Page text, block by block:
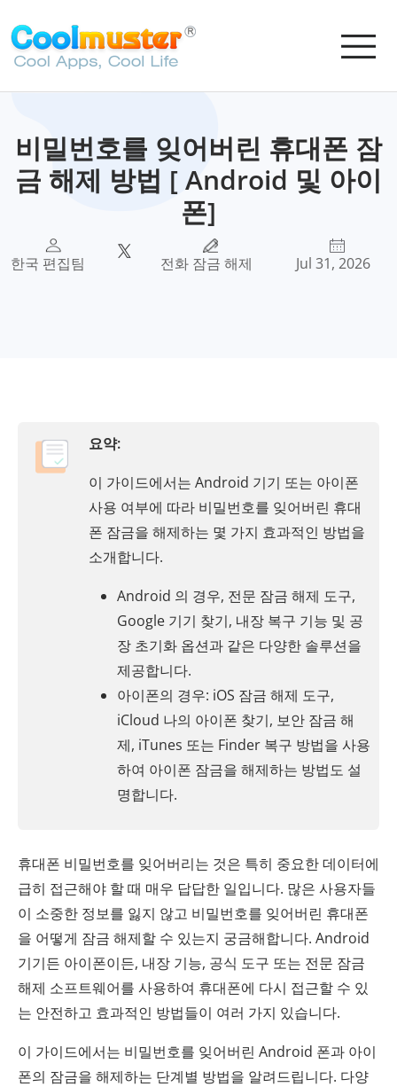
비밀번호를 잊어버린 휴대폰 잠
금 해제 방법 [ Android 및 아이
폰]
한국 편집팀 전화 잠금 해제 Jul 31, 2026
요약:
이 가이드에서는 Android 기기 또는 아이폰
사용 여부에 따라 비밀번호를 잊어버린 휴대
폰 잠금을 해제하는 몇 가지 효과적인 방법을
소개합니다.
Android 의 경우, 전문 잠금 해제 도구,
Google 기기 찾기, 내장 복구 기능 및 공
장 초기화 옵션과 같은 다양한 솔루션을
제공합니다.
아이폰의 경우: iOS 잠금 해제 도구,
iCloud 나의 아이폰 찾기, 보안 잠금 해
제, iTunes 또는 Finder 복구 방법을 사용
하여 아이폰 잠금을 해제하는 방법도 설
명합니다.
휴대폰 비밀번호를 잊어버리는 것은 특히 중요한 데이터에
급히 접근해야 할 때 매우 답답한 일입니다. 많은 사용자들
이 소중한 정보를 잃지 않고 비밀번호를 잊어버린 휴대폰
을 어떻게 잠금 해제할 수 있는지 궁금해합니다. Android
기기든 아이폰이든, 내장 기능, 공식 도구 또는 전문 잠금
해제 소프트웨어를 사용하여 휴대폰에 다시 접근할 수 있
는 안전하고 효과적인 방법들이 여러 가지 있습니다.
이 가이드에서는 비밀번호를 잊어버린 Android 폰과 아이
폰의 잠금을 해제하는 단계별 방법을 알려드립니다. 다양